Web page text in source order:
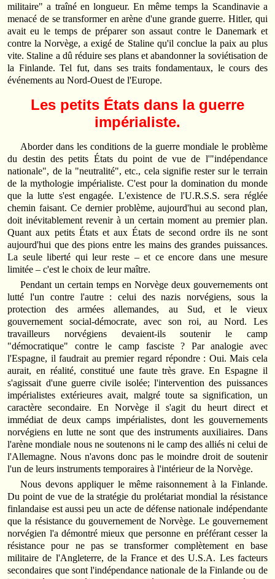
militaire" a traîné en longueur. En même temps la Scandinavie a
menacé de se transformer en arène d'une grande guerre. Hitler, qui
avait eu le temps de préparer son assaut contre le Danemark et
contre la Norvège, a exigé de Staline qu'il conclue la paix au plus
vite. Staline a dû réduire ses plans et abandonner la soviétisation de
la Finlande. Tel fut, dans ses traits fondamentaux, le cours des
événements au Nord-Ouest de l'Europe.
Les petits États dans la guerre
impérialiste.
Aborder dans les conditions de la guerre mondiale le problème
du destin des petits États du point de vue de l'"indépendance
nationale", de la "neutralité", etc., cela signifie rester sur le terrain
de la mythologie impérialiste. C'est pour la domination du monde
que la lutte s'est engagée. L'existence de l'U.R.S.S. sera réglée
chemin faisant. Ce dernier problème, aujourd'hui au second plan,
doit inévitablement revenir à un certain moment au premier plan.
Quant aux petits États et aux États de second ordre ils ne sont
aujourd'hui que des pions entre les mains des grandes puissances.
La seule liberté qui leur reste – et ce encore dans une mesure
limitée – c'est le choix de leur maître.
Pendant un certain temps en Norvège deux gouvernements ont
lutté l'un contre l'autre : celui des nazis norvégiens, sous la
protection des armées allemandes, au Sud, et le vieux
gouvernement social-démocrate, avec son roi, au Nord. Les
travailleurs norvégiens devaient-ils soutenir le camp
"démocratique" contre le camp fasciste ? Par analogie avec
l'Espagne, il faudrait au premier regard répondre : Oui. Mais cela
aurait, en réalité, constitué une faute très grave. En Espagne il
s'agissait d'une guerre civile isolée; l'intervention des puissances
impérialistes extérieures avait, malgré toute sa signification, un
caractère secondaire. En Norvège il s'agit du heurt direct et
immédiat de deux camps impérialistes, dont les gouvernements
norvégiens en lutte ne sont que des instruments auxiliaires. Dans
l'arène mondiale nous ne soutenons ni le camp des alliés ni celui de
l'Allemagne. Nous n'avons donc pas le moindre droit de soutenir
l'un de leurs instruments temporaires à l'intérieur de la Norvège.
Nous devons appliquer le même raisonnement à la Finlande.
Du point de vue de la stratégie du prolétariat mondial la résistance
finlandaise est aussi peu un acte de défense nationale indépendante
que la résistance du gouvernement de Norvège. Le gouvernement
norvégien l'a démontré mieux que personne en préférant cesser la
résistance pour ne pas se transformer complètement en base
militaire de l'Angleterre, de la France et des U.S.A. Les facteurs
secondaires que sont l'indépendance nationale de la Finlande ou de